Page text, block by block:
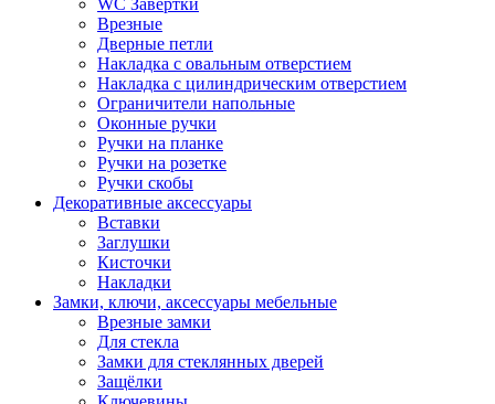
Врезные
Дверные петли
Накладка с овальным отверстием
Накладка с цилиндрическим отверстием
Ограничители напольные
Оконные ручки
Ручки на планке
Ручки на розетке
Ручки скобы
Декоративные аксессуары
Вставки
Заглушки
Кисточки
Накладки
Замки, ключи, аксессуары мебельные
Врезные замки
Для стекла
Замки для стеклянных дверей
Защёлки